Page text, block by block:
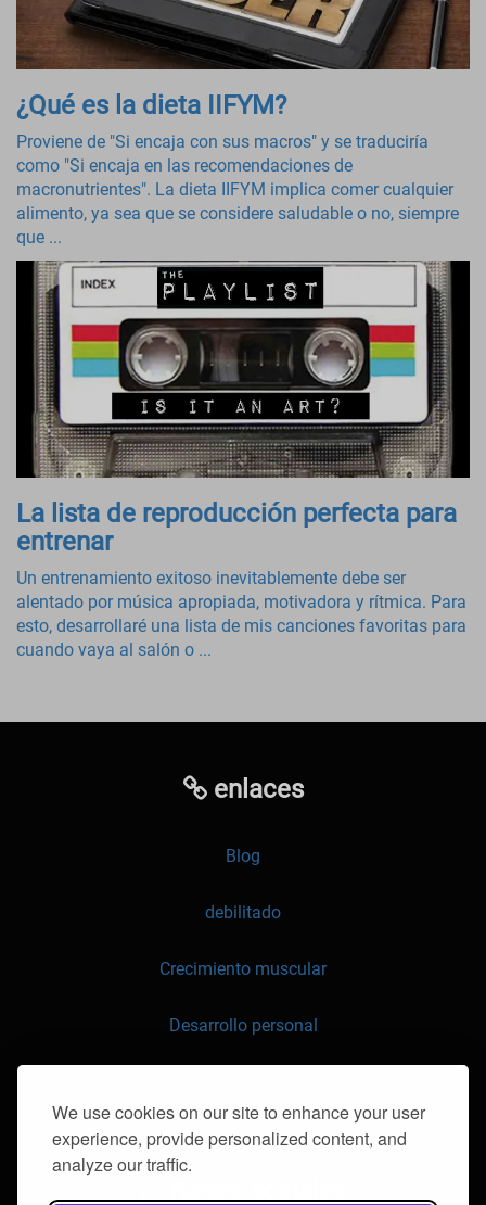
We use cookies on our site to enhance your user
experience, provide personalized content, and
analyze our traffic.
¿Qué es la dieta IIFYM?
Proviene de "Si encaja con sus macros" y se traduciría
como "Si encaja en las recomendaciones de
macronutrientes". La dieta IIFYM implica comer cualquier
alimento, ya sea que se considere saludable o no, siempre
que ...
La lista de reproducción perfecta para
entrenar
Un entrenamiento exitoso inevitablemente debe ser
alentado por música apropiada, motivadora y rítmica. Para
esto, desarrollaré una lista de mis canciones favoritas para
cuando vaya al salón o ...
enlaces
Blog
debilitado
Crecimiento muscular
Desarrollo personal
contáctenos